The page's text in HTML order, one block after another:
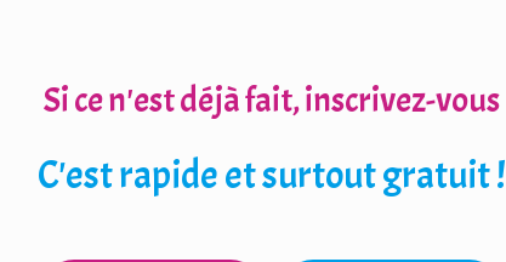
Si ce n'est déjà fait, inscrivez-vous
C'est rapide et surtout gratuit !